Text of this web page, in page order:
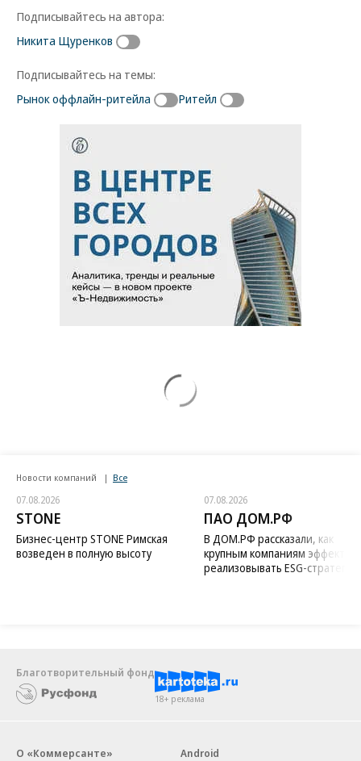
Подписывайтесь на автора:
Никита Щуренков
Подписывайтесь на темы:
Рынок оффлайн-ритейла
Ритейл
Новости компаний Все
07.08.2026
STONE
Бизнес-центр STONE Римская
возведен в полную высоту
07.08.2026
ПАО ДОМ.РФ
В ДОМ.РФ рассказали, как
крупным компаниям
реализовывать ESG-стратегию
Благотворительный фонд
18+ реклама
О «Коммерсанте»
Android